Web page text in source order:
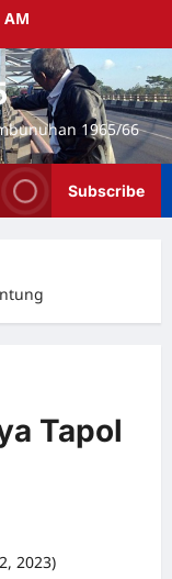
AM
1965/66
Subscribe
Tapol
2023)